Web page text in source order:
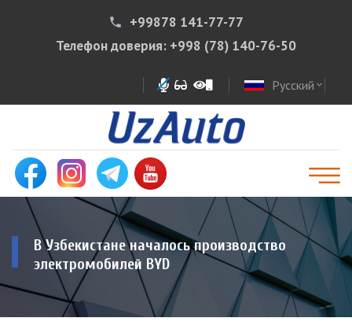
phone
+99878 141-77-77
Телефон доверия: +998 (78) 140-76-50
Русский expand_more
В Узбекистане началось производство
электромобилей BYD